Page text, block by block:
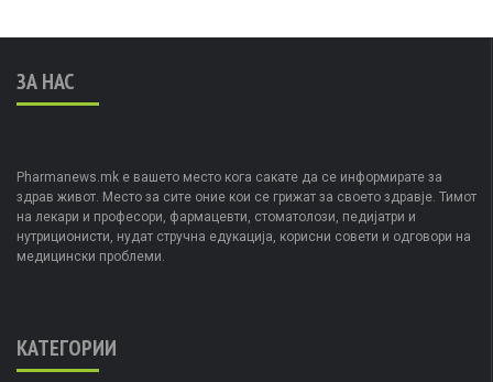
ЗА НАС
Pharmanews.mk е вашето место кога сакате да се информирате за
здрав живот. Место за сите оние кои се грижат за своето здравје. Тимот
на лекари и професори, фармацевти, стоматолози, педијатри и
нутриционисти, нудат стручна едукација, корисни совети и одговори на
медицински проблеми.
КАТЕГОРИИ